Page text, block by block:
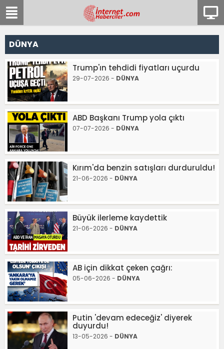
DÜNYA
Trump'ın tehdidi fiyatları uçurdu
29-07-2026 - DÜNYA
ABD Başkanı Trump yola çıktı
07-07-2026 - DÜNYA
Kırım'da benzin satışları durduruldu!
21-06-2026 - DÜNYA
Büyük ilerleme kaydettik
21-06-2026 - DÜNYA
AB için dikkat çeken çağrı:
05-06-2026 - DÜNYA
Putin 'devam edeceğiz' diyerek
duyurdu!
13-05-2026 - DÜNYA